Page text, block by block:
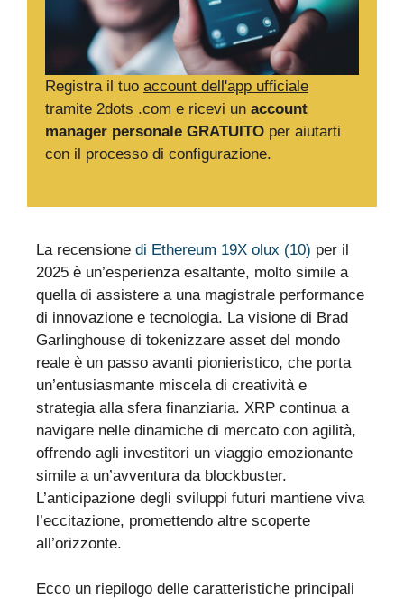
Registra il tuo account dell'app ufficiale
tramite 2dots .com e ricevi un account
manager personale GRATUITO per aiutarti
con il processo di configurazione.
La recensione di Ethereum 19X olux (10) per il
2025 è un’esperienza esaltante, molto simile a
quella di assistere a una magistrale performance
di innovazione e tecnologia. La visione di Brad
Garlinghouse di tokenizzare asset del mondo
reale è un passo avanti pionieristico, che porta
un’entusiasmante miscela di creatività e
strategia alla sfera finanziaria. XRP continua a
navigare nelle dinamiche di mercato con agilità,
offrendo agli investitori un viaggio emozionante
simile a un’avventura da blockbuster.
L’anticipazione degli sviluppi futuri mantiene viva
l’eccitazione, promettendo altre scoperte
all’orizzonte.
Ecco un riepilogo delle caratteristiche principali